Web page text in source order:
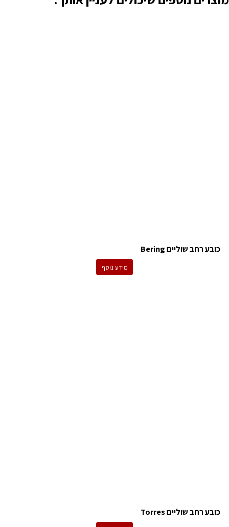
כובע רחב שוליים Bering
מידע נוסף
כובע רחב שוליים Torres